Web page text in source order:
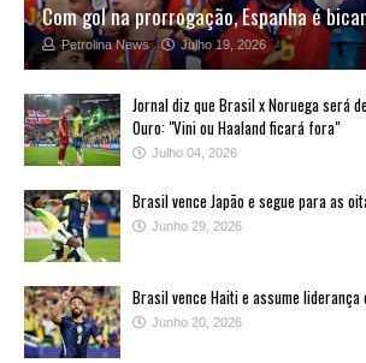
Com gol na prorrogação, Espanha é
Petrolina News Julho 19, 2026
Jornal diz que Brasil x Noruega será
Ouro: "Vini ou Haaland ficará fora"
Julho 04, 2026
Brasil vence Japão e segue para as
Junho 29, 2026
Brasil vence Haiti e assume liderança
Junho 20, 2026